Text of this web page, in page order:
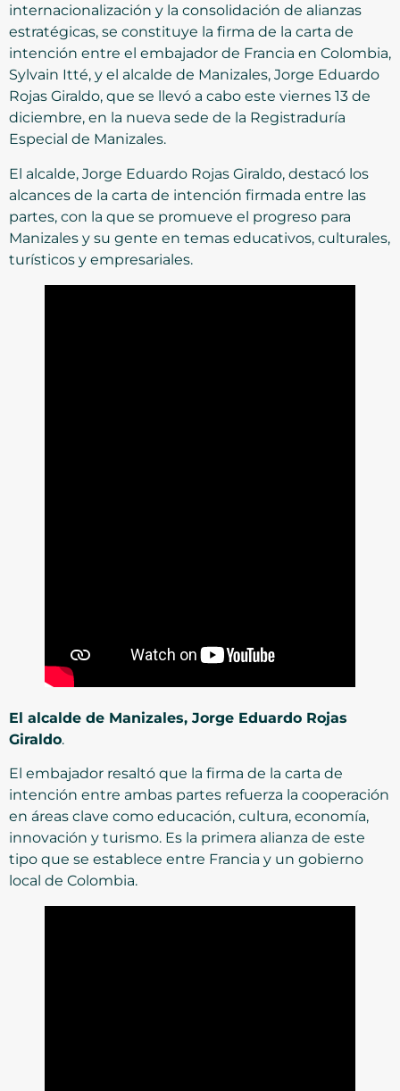
internacionalización y la consolidación de alianzas
estratégicas, se constituye la firma de la carta de
intención entre el embajador de Francia en Colombia,
Sylvain Itté, y el alcalde de Manizales, Jorge Eduardo
Rojas Giraldo, que se llevó a cabo este viernes 13 de
diciembre, en la nueva sede de la Registraduría
Especial de Manizales.
El alcalde, Jorge Eduardo Rojas Giraldo, destacó los
alcances de la carta de intención firmada entre las
partes, con la que se promueve el progreso para
Manizales y su gente en temas educativos, culturales,
turísticos y empresariales.
El alcalde de Manizales, Jorge Eduardo Rojas
Giraldo.
El embajador resaltó que la firma de la carta de
intención entre ambas partes refuerza la cooperación
en áreas clave como educación, cultura, economía,
innovación y turismo. Es la primera alianza de este
tipo que se establece entre Francia y un gobierno
local de Colombia.